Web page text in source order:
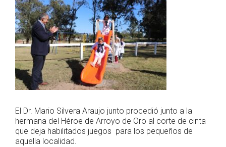
El Dr. Mario Silvera Araujo junto procedió junto a la
hermana del Héroe de Arroyo de Oro al corte de cinta
que deja habilitados juegos para los pequeños de
aquella localidad.